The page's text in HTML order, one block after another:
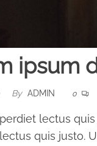
ipsum
By ADMIN 0
lectus
quis justo.